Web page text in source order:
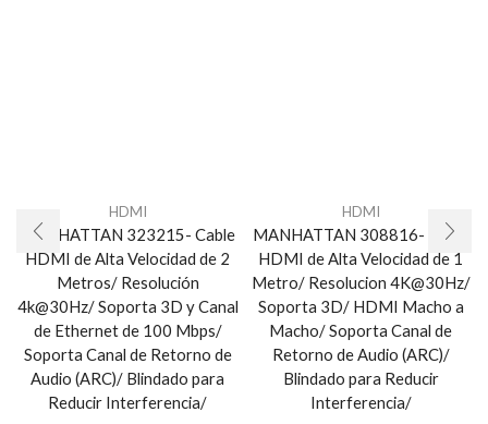
HDMI
MANHATTAN 323215- Cable
HDMI de Alta Velocidad de 2
Metros/ Resolución
4k@30Hz/ Soporta 3D y Canal
de Ethernet de 100 Mbps/
Soporta Canal de Retorno de
Audio (ARC)/ Blindado para
Reducir Interferencia/
HDMI
MANHATTAN 308816- Cable
HDMI de Alta Velocidad de 1
Metro/ Resolucion 4K@30Hz/
Soporta 3D/ HDMI Macho a
Macho/ Soporta Canal de
Retorno de Audio (ARC)/
Blindado para Reducir
Interferencia/